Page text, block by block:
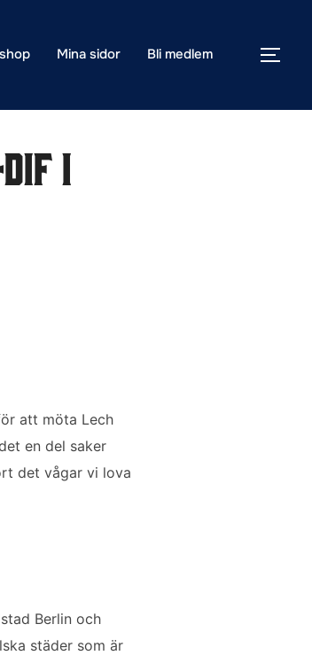
Mina sidor Bli medlem SLÅ
i
att möta Lech
en del saker
det vågar vi lova
Berlin och
städer som är